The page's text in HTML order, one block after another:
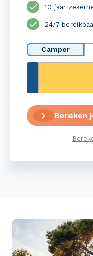
10 jaar
24/7
Camper
Bereken